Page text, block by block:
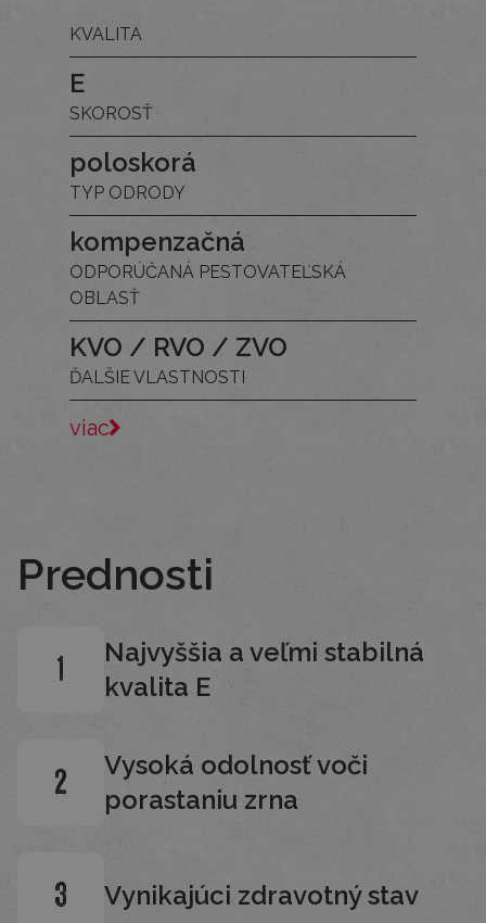
KVALITA
E
SKOROSŤ
poloskorá
TYP ODRODY
kompenzačná
ODPORÚČANÁ PESTOVATEĽSKÁ
OBLASŤ
KVO / RVO / ZVO
ĎALŠIE VLASTNOSTI
viac
Prednosti
1
Najvyššia a veľmi stabilná
kvalita E
2
Vysoká odolnosť voči
porastaniu zrna
3 Vynikajúci zdravotný stav